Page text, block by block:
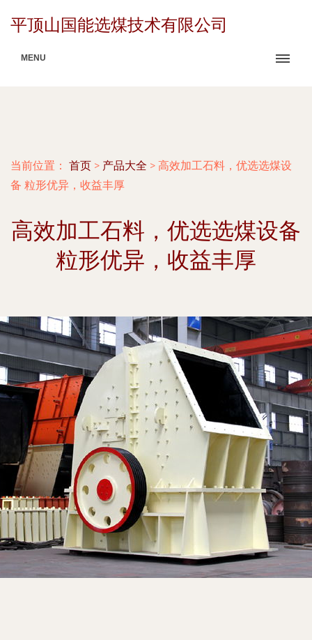
平顶山国能选煤技术有限公司
MENU
当前位置： 首页 > 产品大全 > 高效加工石料，优选选煤设
备 粒形优异，收益丰厚
高效加工石料，优选选煤设备
粒形优异，收益丰厚